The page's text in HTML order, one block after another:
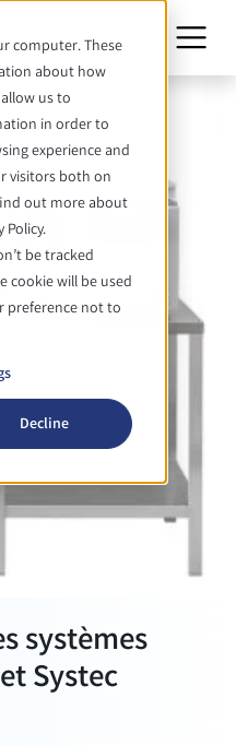
computer. These
about how
us to
in order to
experience and
visitors both on
out more about
Policy.
be tracked
cookie will be used
preference not to
Decline
systèmes
Systec